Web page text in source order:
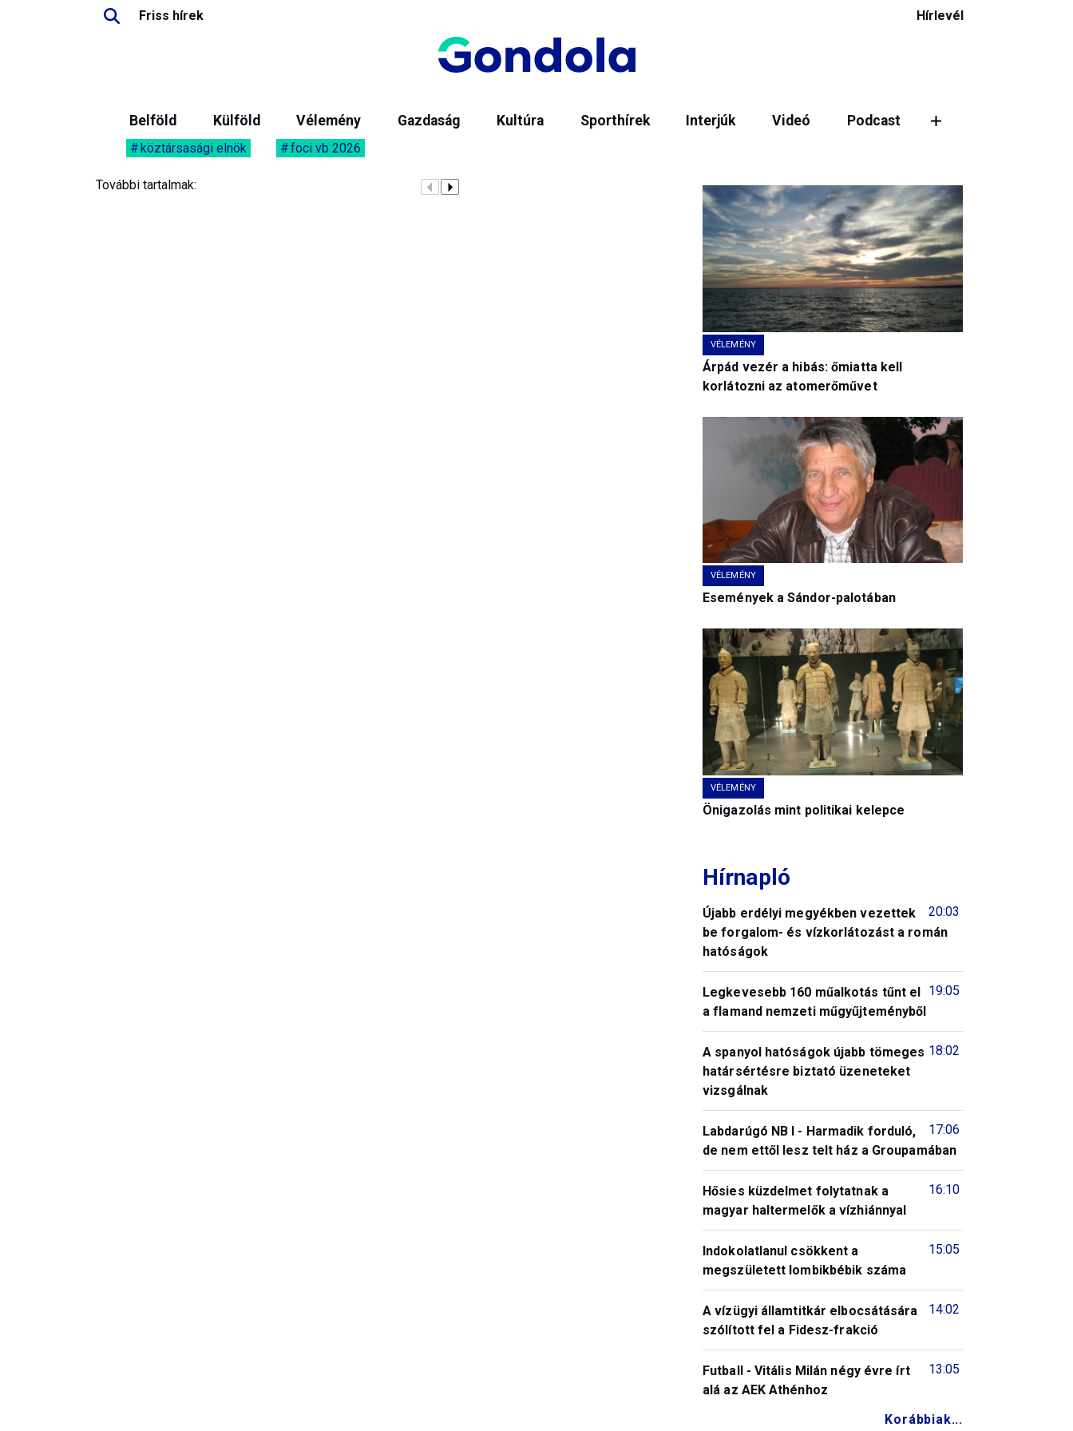
Friss hírek Hírlevél
Belföld Külföld Vélemény Gazdaság Kultúra Sporthírek Interjúk Videó Podcast
köztársasági elnök foci vb 2026
További tartalmak:
VÉLEMÉNY
Árpád vezér a hibás: őmiatta kell
korlátozni az atomerőművet
VÉLEMÉNY
Események a Sándor-palotában
VÉLEMÉNY
Önigazolás mint politikai kelepce
Hírnapló
20:03
Újabb erdélyi megyékben vezettek
be forgalom- és vízkorlátozást a román
hatóságok
19:05
Legkevesebb 160 műalkotás tűnt el
a flamand nemzeti műgyűjteményből
18:02
A spanyol hatóságok újabb tömeges
határsértésre biztató üzeneteket
vizsgálnak
17:06
Labdarúgó NB I - Harmadik forduló,
de nem ettől lesz telt ház a Groupamában
16:10
Hősies küzdelmet folytatnak a
magyar haltermelők a vízhiánnyal
15:05
Indokolatlanul csökkent a
megszületett lombikbébik száma
14:02
A vízügyi államtitkár elbocsátására
szólított fel a Fidesz-frakció
13:05
Futball - Vitális Milán négy évre írt
alá az AEK Athénhoz
Korábbiak...